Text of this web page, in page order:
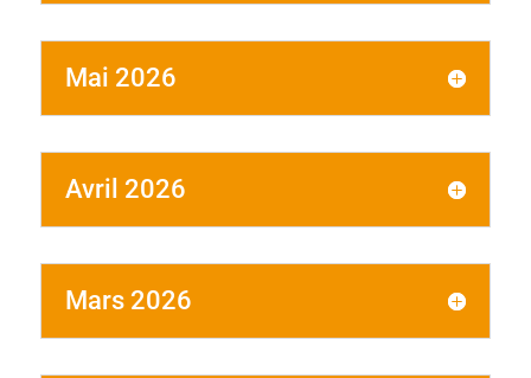
Mai 2026
Avril 2026
Mars 2026